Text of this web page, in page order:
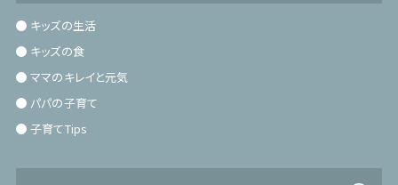
キッズの生活
キッズの食
ママのキレイと元気
パパの子育て
子育てTips